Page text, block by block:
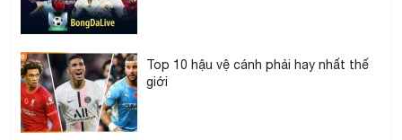
Top 10 hậu vệ cánh phải hay nhất thế
giới